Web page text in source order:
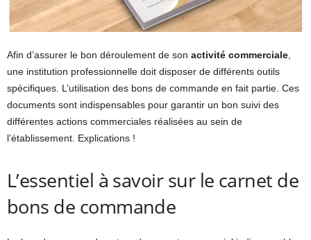
Afin d’assurer le bon déroulement de son activité commerciale
une institution professionnelle doit disposer de différents outils
spécifiques. L’utilisation des bons de commande en fait partie. Ces
documents sont indispensables pour garantir un bon suivi des
différentes actions commerciales réalisées au sein de
l’établissement. Explications !
L’essentiel à savoir sur le carnet de
bons de commande